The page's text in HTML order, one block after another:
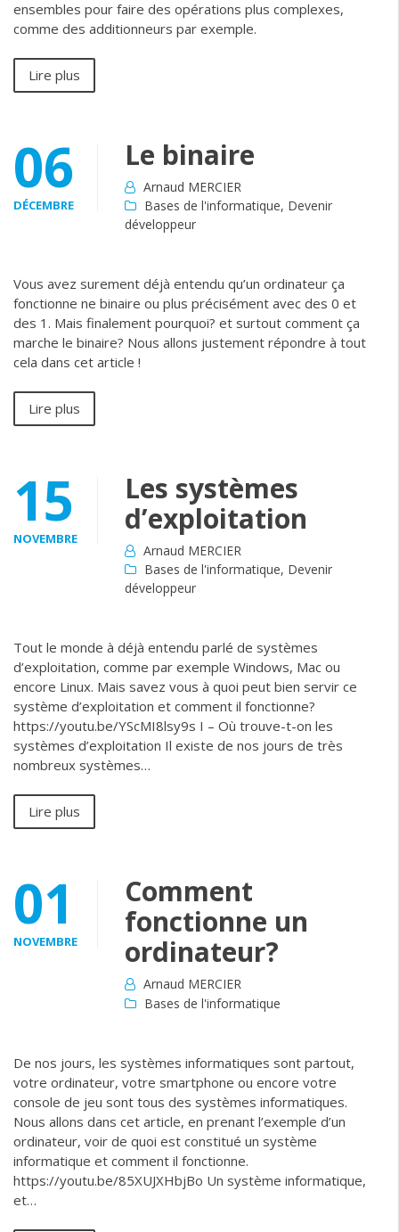
ensembles pour faire des opérations plus complexes,
comme des additionneurs par exemple.
Lire plus
06
DÉCEMBRE
Le binaire
Arnaud MERCIER
Bases de l'informatique, Devenir
développeur
Vous avez surement déjà entendu qu’un ordinateur ça
fonctionne ne binaire ou plus précisément avec des 0 et
des 1. Mais finalement pourquoi? et surtout comment ça
marche le binaire? Nous allons justement répondre à tout
cela dans cet article !
Lire plus
15
NOVEMBRE
Les systèmes
d’exploitation
Arnaud MERCIER
Bases de l'informatique, Devenir
développeur
Tout le monde à déjà entendu parlé de systèmes
d’exploitation, comme par exemple Windows, Mac ou
encore Linux. Mais savez vous à quoi peut bien servir ce
système d’exploitation et comment il fonctionne?
https://youtu.be/YScMI8lsy9s I – Où trouve-t-on les
systèmes d’exploitation Il existe de nos jours de très
nombreux systèmes…
Lire plus
01
NOVEMBRE
Comment
fonctionne un
ordinateur?
Arnaud MERCIER
Bases de l'informatique
De nos jours, les systèmes informatiques sont partout,
votre ordinateur, votre smartphone ou encore votre
console de jeu sont tous des systèmes informatiques.
Nous allons dans cet article, en prenant l’exemple d’un
ordinateur, voir de quoi est constitué un système
informatique et comment il fonctionne.
https://youtu.be/85XUJXHbjBo Un système informatique,
et…